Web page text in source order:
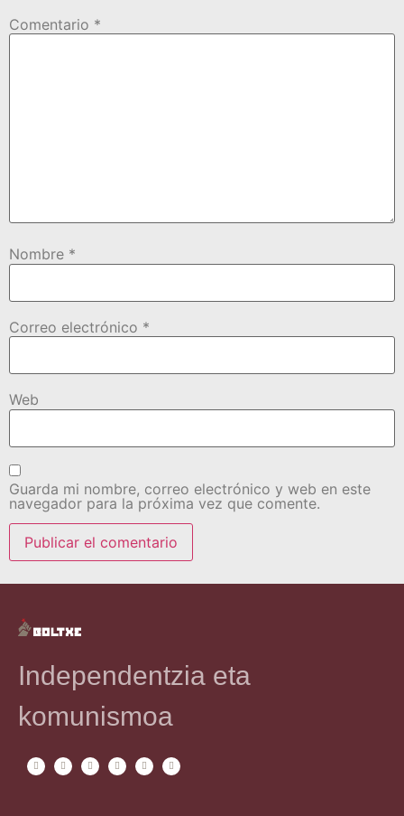
Comentario *
Nombre *
Correo electrónico *
Web
Guarda mi nombre, correo electrónico y web en este
navegador para la próxima vez que comente.
Independentzia eta
komunismoa